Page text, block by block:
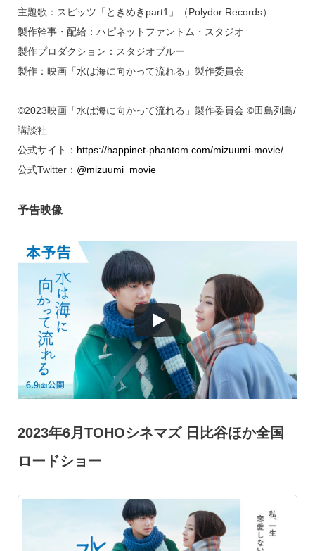
主題歌：スピッツ「ときめきpart1」（Polydor Records）
製作幹事・配給：ハピネットファントム・スタジオ
製作プロダクション：スタジオブルー
製作：映画「水は海に向かって流れる」製作委員会
©2023映画「水は海に向かって流れる」製作委員会 ©田島列島/
講談社
公式サイト： https://happinet-phantom.com/mizuumi-movie/
公式Twitter： @mizuumi_movie
予告映像
2023年6月TOHOシネマズ 日比谷ほか全国
ロードショー